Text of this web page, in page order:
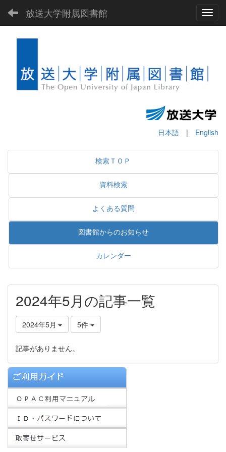
放送大学附属図書館
日本語 | English
検索ＴＯＰ
資料検索
よくある質問
図書館からのお知らせ
カレンダー
2024年5月の記事一覧
2024年5月 5件
記事がありません。